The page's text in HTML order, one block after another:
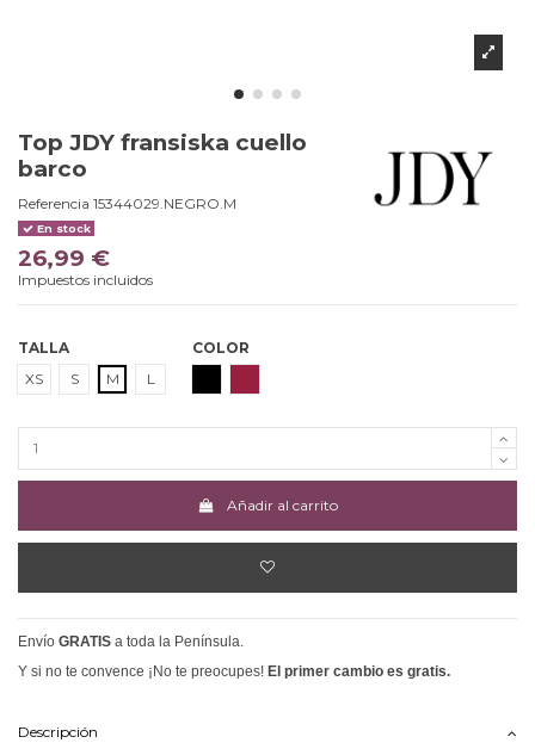
Top JDY fransiska cuello
barco
Referencia 15344029.NEGRO.M
En stock
26,99 €
Impuestos incluidos
TALLA
XS
S M L
COLOR
Añadir al carrito
Envío GRATIS a toda la Península.
Y si no te convence ¡No te preocupes! El primer cambio es gratis.
Descripción